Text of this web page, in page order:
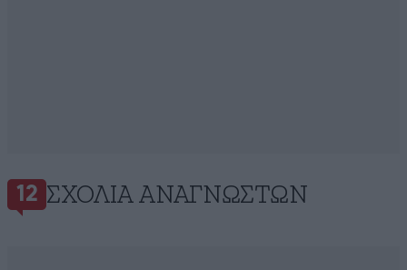
12 ΣΧΌΛΙΑ ΑΝΑΓΝΩΣΤΏΝ